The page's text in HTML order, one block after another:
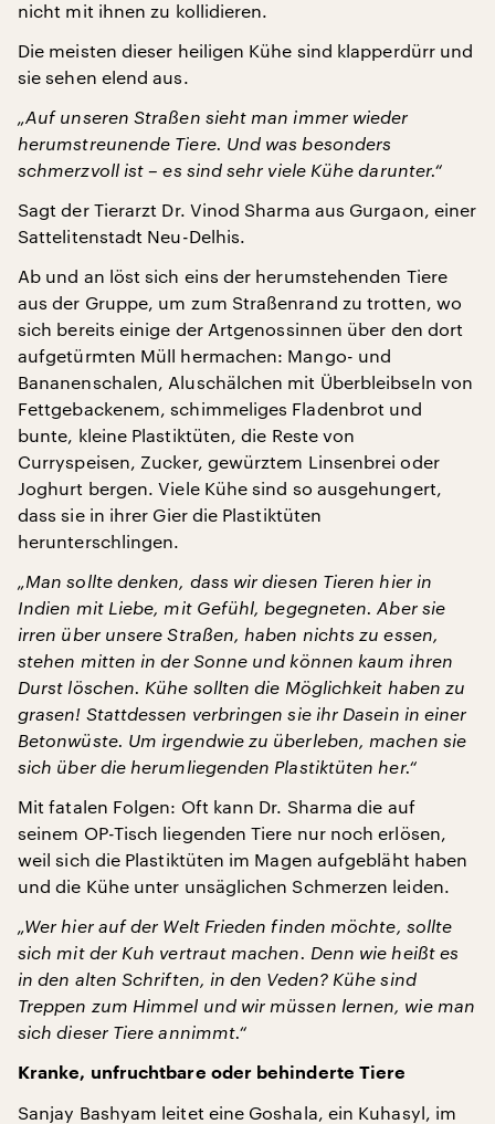
nicht mit ihnen zu kollidieren.
Die meisten dieser heiligen Kühe sind klapperdürr und
sie sehen elend aus.
„Auf unseren Straßen sieht man immer wieder
herumstreunende Tiere. Und was besonders
schmerzvoll ist – es sind sehr viele Kühe darunter.“
Sagt der Tierarzt Dr. Vinod Sharma aus Gurgaon, einer
Sattelitenstadt Neu-Delhis.
Ab und an löst sich eins der herumstehenden Tiere
aus der Gruppe, um zum Straßenrand zu trotten, wo
sich bereits einige der Artgenossinnen über den dort
aufgetürmten Müll hermachen: Mango- und
Bananenschalen, Aluschälchen mit Überbleibseln von
Fettgebackenem, schimmeliges Fladenbrot und
bunte, kleine Plastiktüten, die Reste von
Curryspeisen, Zucker, gewürztem Linsenbrei oder
Joghurt bergen. Viele Kühe sind so ausgehungert,
dass sie in ihrer Gier die Plastiktüten
herunterschlingen.
„Man sollte denken, dass wir diesen Tieren hier in
Indien mit Liebe, mit Gefühl, begegneten. Aber sie
irren über unsere Straßen, haben nichts zu essen,
stehen mitten in der Sonne und können kaum ihren
Durst löschen. Kühe sollten die Möglichkeit haben zu
grasen! Stattdessen verbringen sie ihr Dasein in einer
Betonwüste. Um irgendwie zu überleben, machen sie
sich über die herumliegenden Plastiktüten her.“
Mit fatalen Folgen: Oft kann Dr. Sharma die auf
seinem OP-Tisch liegenden Tiere nur noch erlösen,
weil sich die Plastiktüten im Magen aufgebläht haben
und die Kühe unter unsäglichen Schmerzen leiden.
„Wer hier auf der Welt Frieden finden möchte, sollte
sich mit der Kuh vertraut machen. Denn wie heißt es
in den alten Schriften, in den Veden? Kühe sind
Treppen zum Himmel und wir müssen lernen, wie man
sich dieser Tiere annimmt.“
Kranke, unfruchtbare oder behinderte Tiere
Sanjay Bashyam leitet eine Goshala, ein Kuhasyl, im